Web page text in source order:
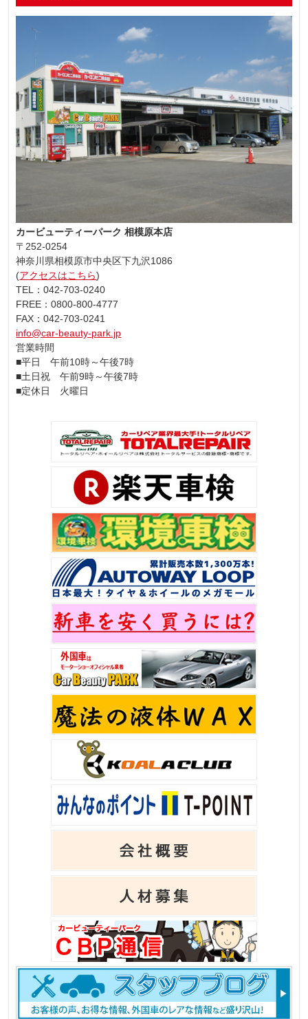
カービューティーパーク 相模原本店
〒252-0254
神奈川県相模原市中央区下九沢1086
(アクセスはこちら)
TEL：042-703-0240
FREE：0800-800-4777
FAX：042-703-0241
info@car-beauty-park.jp
営業時間
■平日 午前10時～午後7時
■土日祝 午前9時～午後7時
■定休日 火曜日